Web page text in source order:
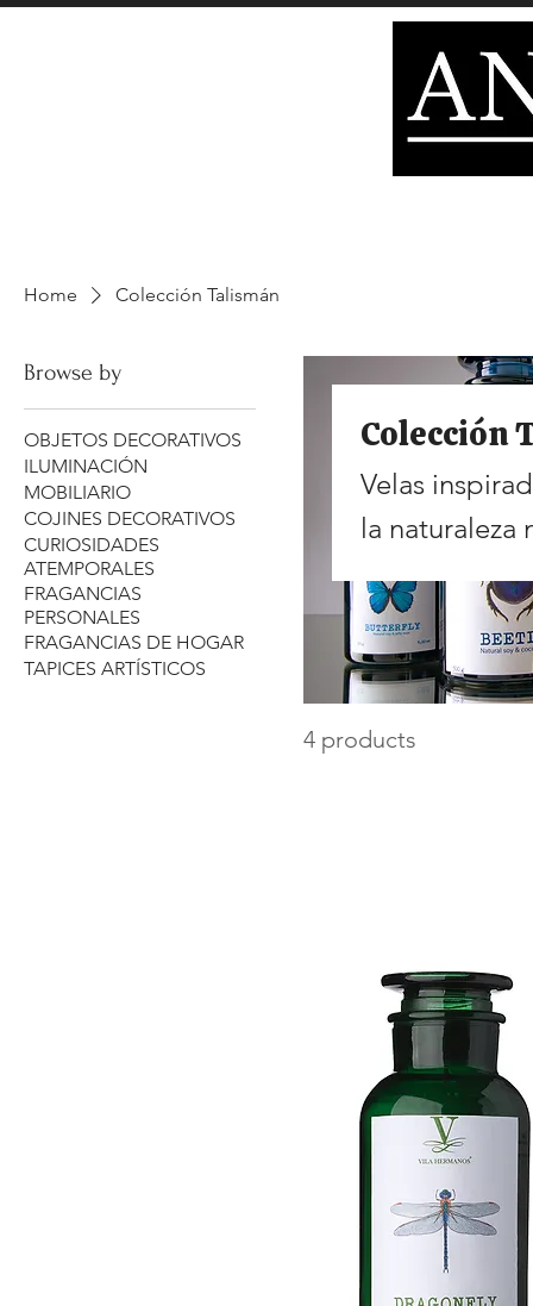
Home
Colección Talismán
Browse by
OBJETOS DECORATIVOS
ILUMINACIÓN
MOBILIARIO
COJINES DECORATIVOS
CURIOSIDADES
ATEMPORALES
FRAGANCIAS
PERSONALES
FRAGANCIAS DE HOGAR
TAPICES ARTÍSTICOS
Colección
Velas
la naturaleza
perfumes
insecto con
combinan
mezcla
diseñada
4 products